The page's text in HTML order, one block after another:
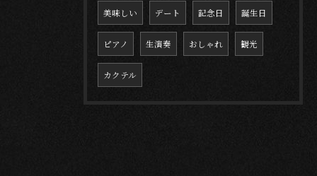
美味しい デート 記念日 誕生日
ピアノ 生演奏 おしゃれ 観光
カクテル